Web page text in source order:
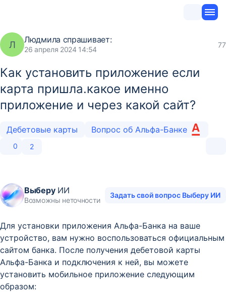
Л Людмила спрашивает:
26 апреля 2024 14:54
77
Как установить приложение если
карта пришла.какое именно
приложение и через какой сайт?
Дебетовые карты Вопрос об Альфа-Банке
0 2
ВыберуИИ
Возможны неточности
Задать свой вопрос Выберу ИИ
Для установки приложения Альфа-Банка на ваше
устройство, вам нужно воспользоваться официальным
сайтом банка. После получения дебетовой карты
Альфа-Банка и подключения к ней, вы можете
установить мобильное приложение следующим
образом: